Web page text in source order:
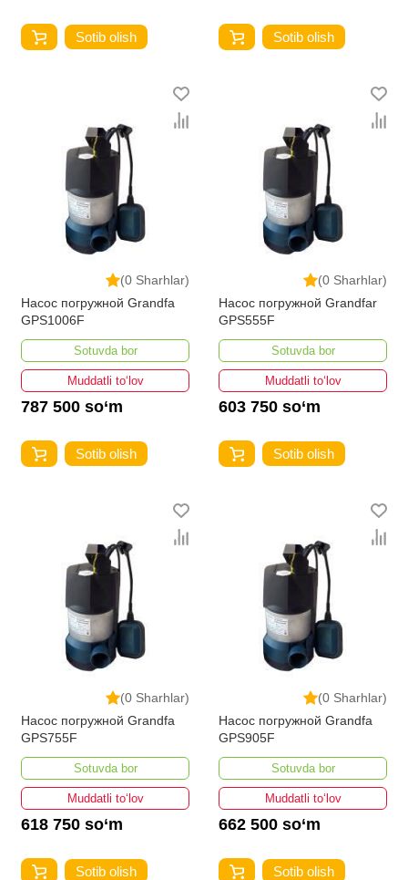
Sotib olish Sotib olish
(0 Sharhlar)
Насос погружной Grandfa
GPS1006F
Sotuvda bor
Muddatli to‘lov
787 500 so‘m
Sotib olish
(0 Sharhlar)
Насос погружной Grandfar
GPS555F
Sotuvda bor
Muddatli to‘lov
603 750 so‘m
Sotib olish
(0 Sharhlar)
Насос погружной Grandfa
GPS755F
Sotuvda bor
Muddatli to‘lov
618 750 so‘m
Sotib olish
(0 Sharhlar)
Насос погружной Grandfa
GPS905F
Sotuvda bor
Muddatli to‘lov
662 500 so‘m
Sotib olish